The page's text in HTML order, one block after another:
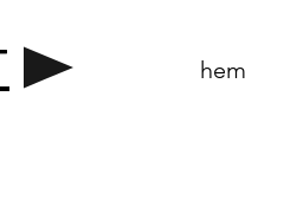
hem